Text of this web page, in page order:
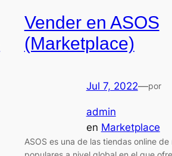
Vender en ASOS
(Marketplace)
Jul 7, 2022—por
admin
en Marketplace
ASOS es una de las tiendas online de